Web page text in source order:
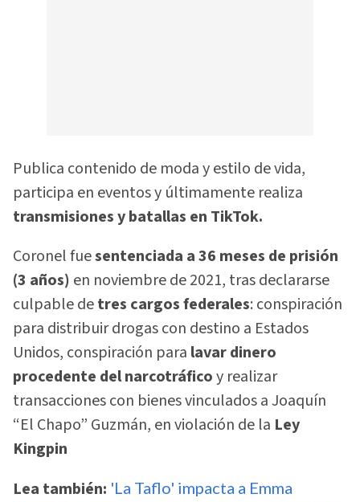
Publica contenido de moda y estilo de vida,
participa en eventos y últimamente realiza
transmisiones y batallas en TikTok.
Coronel fuesentenciada a 36 meses de prisión
(3 años) en noviembre de 2021, tras declararse
culpable detres cargos federales: conspiración
para distribuir drogas con destino a Estados
Unidos, conspiración para lavar dinero
procedente del narcotráficoy realizar
transacciones con bienes vinculados a Joaquín
“El Chapo” Guzmán, en violación de la Ley
Kingpin
Lea también: 'La Taflo' impacta a Emma